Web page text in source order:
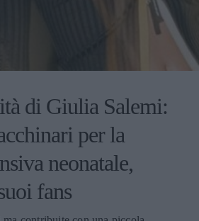
di Giulia Salemi:
per la
neonatale,
fans